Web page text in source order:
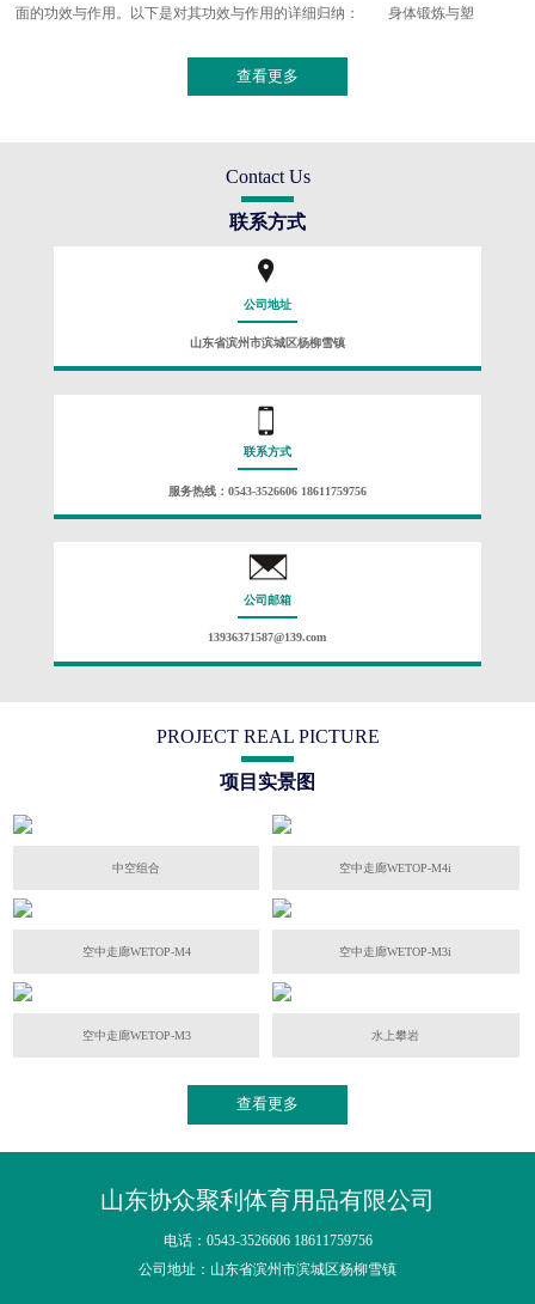
面的功效与作用。以下是对其功效与作用的详细归纳： 身体锻炼与塑
查看更多
Contact Us
联系方式
公司地址
山东省滨州市滨城区杨柳雪镇
联系方式
服务热线：0543-3526606 18611759756
公司邮箱
13936371587@139.com
PROJECT REAL PICTURE
项目实景图
中空组合 空中走廊WETOP-M4i
空中走廊WETOP-M4 空中走廊WETOP-M3i
空中走廊WETOP-M3 水上攀岩
查看更多
山东协众聚利体育用品有限公司
电话：0543-3526606 18611759756
公司地址：山东省滨州市滨城区杨柳雪镇